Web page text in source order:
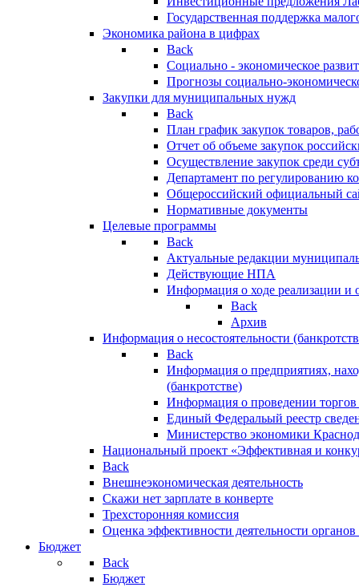
Государственная поддержка
Экономика района в цифрах
Back
Социально - экономическое
Прогнозы социально-
Закупки для муниципальных нужд
Back
План график закупок товаров,
Отчет об объеме закупок
Осуществление закупок среди
Департамент по регулированию
Общероссийский официальный
Нормативные документы
Целевые программы
Back
Актуальные редакции
Действующие НПА
Информация о ходе реализации
Back
Архив
Информация о несостоятельности
Back
Информация о предприятиях,
(банкротстве)
Информация о проведении
Единый Федеральый реестр
Министерство экономики
Национальный проект «Эффективная и
Back
Внешнеэкономическая деятельность
Скажи нет зарплате в конверте
Трехсторонняя комиссия
Оценка эффективности деятельности
Бюджет
Back
Бюджет